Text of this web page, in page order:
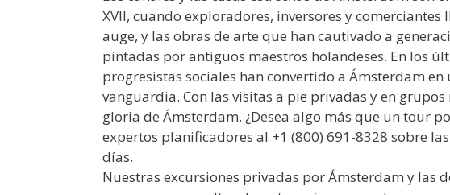
XVII, cuando exploradores, inversores y
auge, y las obras de arte que han cautivado a
pintadas por antiguos maestros holandeses. En los
progresistas sociales han convertido a Ámsterdam
vanguardia. Con las visitas a pie privadas y en
gloria de Ámsterdam. ¿Desea algo más que un tour
expertos planificadores al +1 (800) 691-8328 sobre
días.
Nuestras excursiones privadas por Ámsterdam y las